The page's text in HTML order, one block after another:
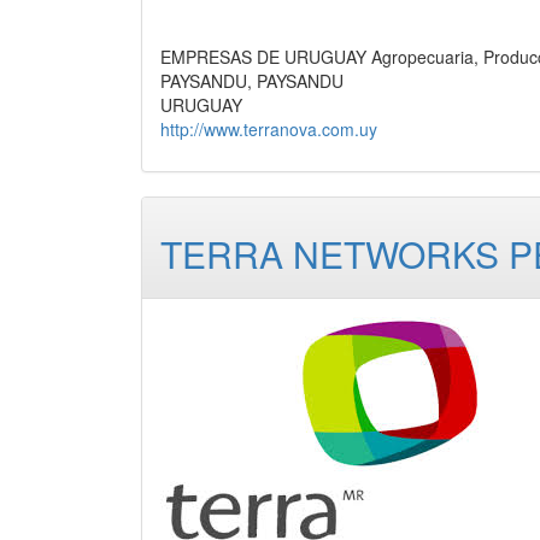
EMPRESAS DE URUGUAY Agropecuaria,
PAYSANDU, PAYSANDU
URUGUAY
http://www.terranova.com.uy
TERRA NETWORKS